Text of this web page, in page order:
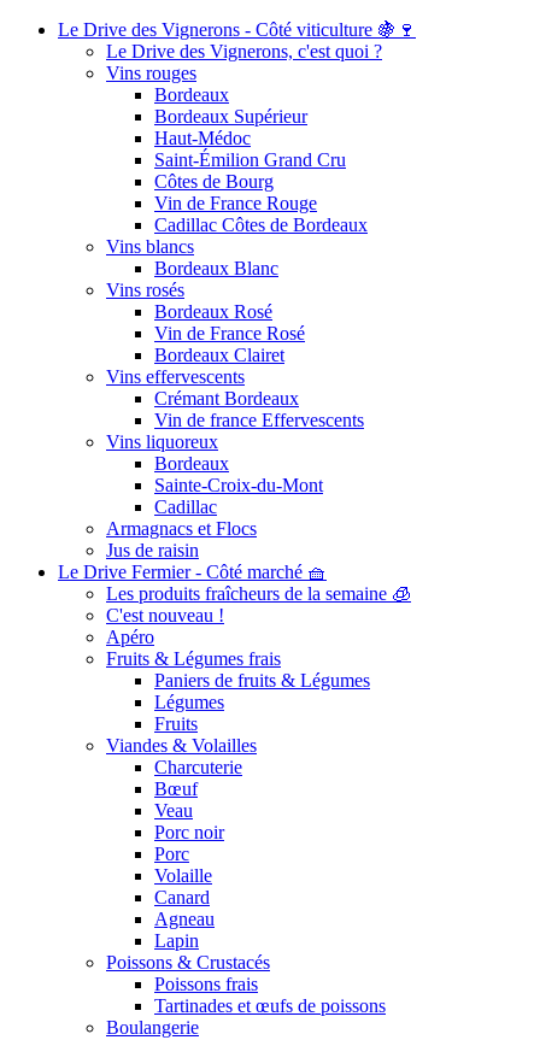
Le Drive des Vignerons - Côté viticulture 🍇🍷
Le Drive des Vignerons, c'est quoi ?
Vins rouges
Bordeaux
Bordeaux Supérieur
Haut-Médoc
Saint-Émilion Grand Cru
Côtes de Bourg
Vin de France Rouge
Cadillac Côtes de Bordeaux
Vins blancs
Bordeaux Blanc
Vins rosés
Bordeaux Rosé
Vin de France Rosé
Bordeaux Clairet
Vins effervescents
Crémant Bordeaux
Vin de france Effervescents
Vins liquoreux
Bordeaux
Sainte-Croix-du-Mont
Cadillac
Armagnacs et Flocs
Jus de raisin
Le Drive Fermier - Côté marché 🧺
Les produits fraîcheurs de la semaine 🧊
C'est nouveau !
Apéro
Fruits & Légumes frais
Paniers de fruits & Légumes
Légumes
Fruits
Viandes & Volailles
Charcuterie
Bœuf
Veau
Porc noir
Porc
Volaille
Canard
Agneau
Lapin
Poissons & Crustacés
Poissons frais
Tartinades et œufs de poissons
Boulangerie